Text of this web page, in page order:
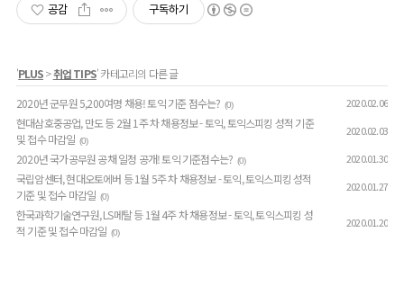
공감 구독하기
'PLUS>취업 TIPS' 카테고리의 다른 글
2020년 군무원 5,200여명 채용! 토익 기준 점수는? (0) 2020.02.06
현대삼호중공업, 만도 등 2월 1주 차 채용정보 - 토익, 토익스피킹 성적 기준
및 접수 마감일 (0)
2020.02.03
2020년 국가공무원 공채 일정 공개! 토익 기준점수는? (0) 2020.01.30
국립암센터, 현대오토에버 등 1월 5주 차 채용정보 - 토익, 토익스피킹 성적
기준 및 접수 마감일 (0)
2020.01.27
한국과학기술연구원, LS메탈 등 1월 4주 차 채용정보 - 토익, 토익스피킹 성
적 기준 및 접수 마감일 (0)
2020.01.20